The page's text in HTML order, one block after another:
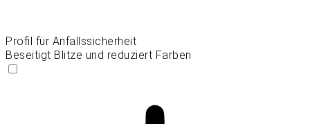
Profil für Anfallssicherheit
Beseitigt Blitze und reduziert Farben